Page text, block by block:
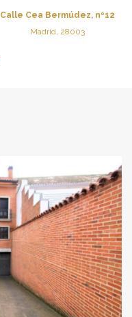
Calle Cea Bermúdez, nº12
Madrid, 28003